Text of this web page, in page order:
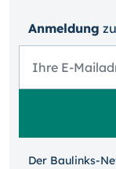
Anmeldung
Der Baulinks-